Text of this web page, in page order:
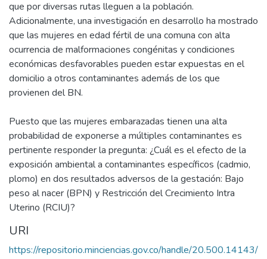
que por diversas rutas lleguen a la población.
Adicionalmente, una investigación en desarrollo ha mostrado
que las mujeres en edad fértil de una comuna con alta
ocurrencia de malformaciones congénitas y condiciones
económicas desfavorables pueden estar expuestas en el
domicilio a otros contaminantes además de los que
provienen del BN.
Puesto que las mujeres embarazadas tienen una alta
probabilidad de exponerse a múltiples contaminantes es
pertinente responder la pregunta: ¿Cuál es el efecto de la
exposición ambiental a contaminantes específicos (cadmio,
plomo) en dos resultados adversos de la gestación: Bajo
peso al nacer (BPN) y Restricción del Crecimiento Intra
Uterino (RCIU)?
URI
https://repositorio.minciencias.gov.co/handle/20.500.14143/